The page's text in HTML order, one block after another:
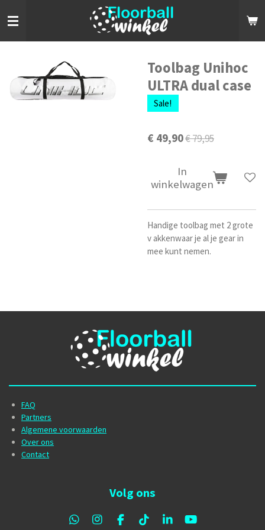
direct
hoofdinhoud
Toolbag Unihoc
ULTRA dual case
Sale!
€ 49,90€ 79,95
In
winkelwagen
Handige toolbag met 2 grote
v akkenwaar je al je gear in
mee kunt nemen.
FAQ
Partners
Algemene voorwaarden
Over ons
Contact
Volg ons
W
I
F
T
L
Y